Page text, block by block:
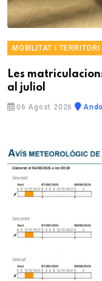
MOBILITAT I TERRITORI
Les
al juliol
06 Agost 2026